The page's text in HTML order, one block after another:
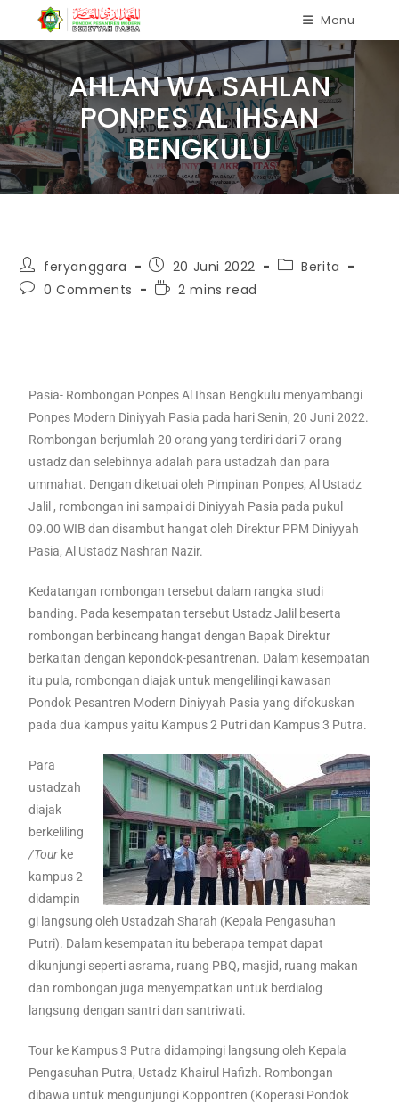
Menu
AHLAN WA SAHLAN
PONPES AL IHSAN
BENGKULU
feryanggara 20 Juni 2022
Berita
0 Comments
2 mins read
Pasia- Rombongan Ponpes Al Ihsan Bengkulu menyambangi
Ponpes Modern Diniyyah Pasia pada hari Senin, 20 Juni 2022.
Rombongan berjumlah 20 orang yang terdiri dari 7 orang
ustadz dan selebihnya adalah para ustadzah dan para
ummahat. Dengan diketuai oleh Pimpinan Ponpes, Al Ustadz
Jalil , rombongan ini sampai di Diniyyah Pasia pada pukul
09.00 WIB dan disambut hangat oleh Direktur PPM Diniyyah
Pasia, Al Ustadz Nashran Nazir.
Kedatangan rombongan tersebut dalam rangka studi
banding. Pada kesempatan tersebut Ustadz Jalil beserta
rombongan berbincang hangat dengan Bapak Direktur
berkaitan dengan kepondok-pesantrenan. Dalam kesempatan
itu pula, rombongan diajak untuk mengelilingi kawasan
Pondok Pesantren Modern Diniyyah Pasia yang difokuskan
pada dua kampus yaitu Kampus 2 Putri dan Kampus 3 Putra.
Para
ustadzah
diajak
berkeliling
/Tour ke
kampus 2
didampin
gi langsung oleh Ustadzah Sharah (Kepala Pengasuhan
Putri). Dalam kesempatan itu beberapa tempat dapat
dikunjungi seperti asrama, ruang PBQ, masjid, ruang makan
dan rombongan juga menyempatkan untuk berdialog
langsung dengan santri dan santriwati.
Tour ke Kampus 3 Putra didampingi langsung oleh Kepala
Pengasuhan Putra, Ustadz Khairul Hafizh. Rombongan
dibawa untuk mengunjungi Koppontren (Koperasi Pondok